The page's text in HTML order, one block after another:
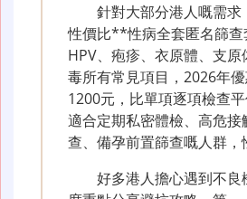
針對大部分港人嘅需求
性價比**性病全套匿名篩
HPV、疱疹、衣原體、支
毒所有常見項目，2026年
1200元，比單項逐項檢查平
適合定期私密體檢、高危接
查、備孕前置篩查嘅人群，
好多港人擔心遇到不良